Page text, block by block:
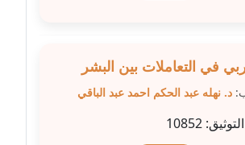
في التعاملات بين البشر
د. نهله عبد الحكم احمد عبد الباقي
10852